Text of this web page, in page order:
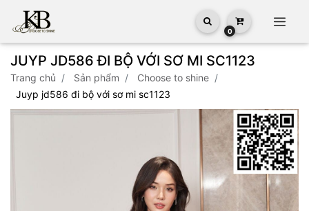
0
JUYP JD586 ĐI BỘ VỚI SƠ MI SC1123
trang chủ sản phẩm
choose to shine
juyp jd586 đi bộ với sơ mi sc1123